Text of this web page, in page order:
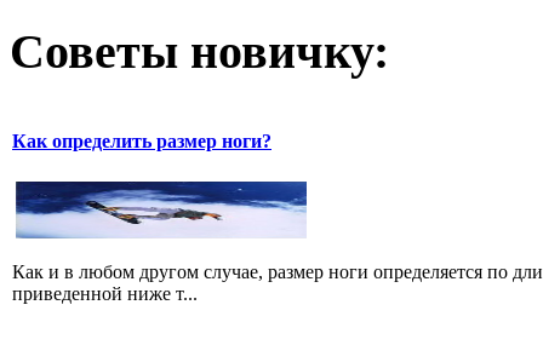
Советы новичку:
Как определить размер ноги?
Как и в любом другом случае, размер ноги определяется по
приведенной ниже т...